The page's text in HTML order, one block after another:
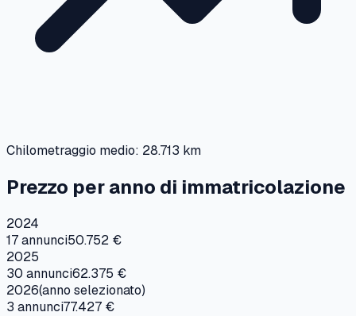
Chilometraggio medio: 28.713 km
Prezzo per anno di immatricolazione
2024
17annunci50.752 €
2025
30 annunci62.375 €
2026(anno selezionato)
3 annunci77.427 €